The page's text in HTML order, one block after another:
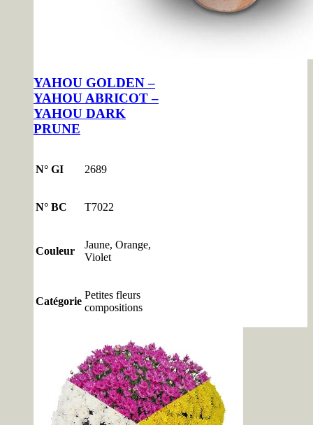
YAHOU GOLDEN –
YAHOU ABRICOT –
YAHOU DARK
PRUNE
N° GI 2689
N° BC T7022
Couleur
Jaune, Orange,
Violet
Catégorie
Petites fleurs
compositions